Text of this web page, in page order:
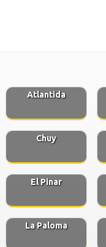
Atlantida
Chuy
El Pinar
La Paloma